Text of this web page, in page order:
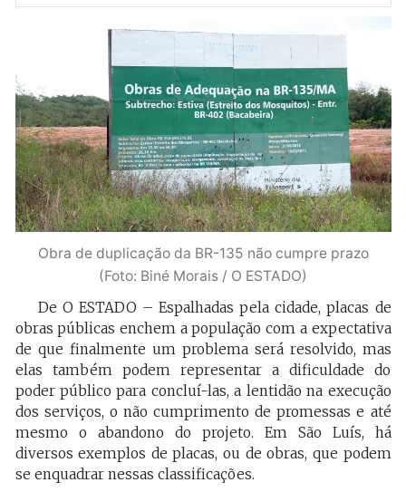
Obra de duplicação da BR-135 não cumpre prazo
(Foto: Biné Morais / O ESTADO)
De O ESTADO – Espalhadas pela cidade, placas de
obras públicas enchem a população com a expectativa
de que finalmente um problema será resolvido, mas
elas também podem representar a dificuldade do
poder público para concluí-las, a lentidão na execução
dos serviços, o não cumprimento de promessas e até
mesmo o abandono do projeto. Em São Luís, há
diversos exemplos de placas, ou de obras, que podem
se enquadrar nessas classificações.